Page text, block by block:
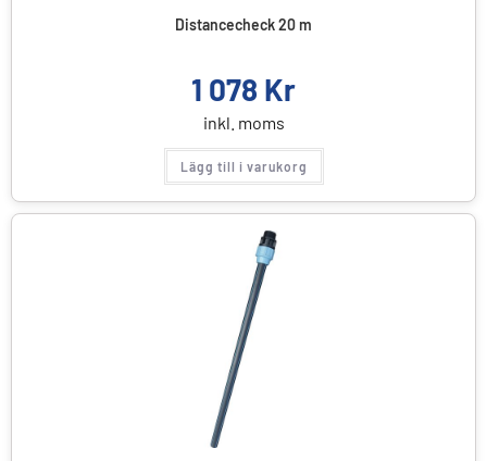
Distancecheck 20 m
1 078 Kr
inkl. moms
Lägg till i varukorg